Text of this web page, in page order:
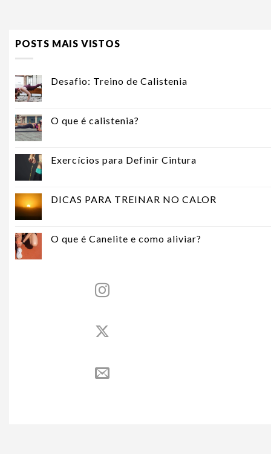
POSTS MAIS VISTOS
Desafio: Treino de Calistenia
O que é calistenia?
Exercícios para Definir Cintura
DICAS PARA TREINAR NO CALOR
O que é Canelite e como aliviar?